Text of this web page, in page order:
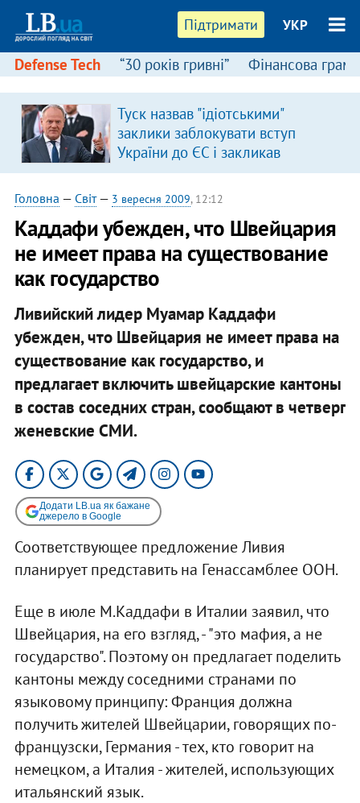
Підтримати УКР
Defense Tech “30 років гривні” Фінансова
Туск назвав "ідіотськими"
заклики заблокувати вступ
України до ЄС і закликав
припинити антиукраїнську
риторику
Головна — Світ— 3 вересня 2009, 12:12
Каддафи убежден, что Швейцария
не имеет права на существование
как государство
Ливийский лидер Муамар Каддафи
убежден, что Швейцария не имеет права на
существование как государство, и
предлагает включить швейцарские кантоны
в состав соседних стран, сообщают в четверг
женевские СМИ.
Додати LB.ua як бажане
джерело в Google
Соответствующее предложение Ливия
планирует представить на Генассамблее ООН.
Еще в июле М.Каддафи в Италии заявил, что
Швейцария, на его взгляд, - "это мафия, а не
государство". Поэтому он предлагает поделить
кантоны между соседними странами по
языковому принципу: Франция должна
получить жителей Швейцарии, говорящих по-
французски, Германия - тех, кто говорит на
немецком, а Италия - жителей, использующих
итальянский язык.